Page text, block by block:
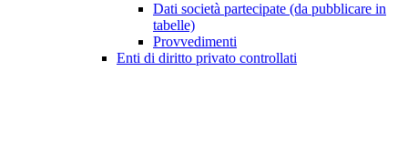
Dati società partecipate (da pubblicare in
tabelle)
Provvedimenti
Enti di diritto privato controllati